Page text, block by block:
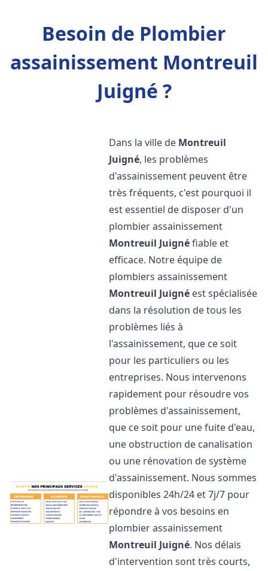
Besoin de Plombier
assainissement Montreuil
Juigné ?
Dans la ville de Montreuil
Juigné, les problèmes
d'assainissement peuvent être
très fréquents, c'est pourquoi il
est essentiel de disposer d'un
plombier assainissement
Montreuil Juignéfiable et
efficace. Notre équipe de
plombiers assainissement
Montreuil Juigné est spécialisée
dans la résolution de tous les
problèmes liés à
l'assainissement, que ce soit
pour les particuliers ou les
entreprises. Nous intervenons
rapidement pour résoudre vos
problèmes d'assainissement,
que ce soit pour une fuite d'eau,
une obstruction de canalisation
ou une rénovation de système
d'assainissement. Nous sommes
disponibles 24h/24 et 7j/7 pour
répondre à vos besoins en
plombier assainissement
Montreuil Juigné. Nos délais
d'intervention sont très courts,